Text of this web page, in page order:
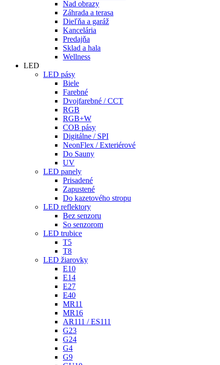
Nad obrazy
Záhrada a terasa
Dieľňa a garáž
Kancelária
Predajňa
Sklad a hala
Wellness
LED
LED pásy
Biele
Farebné
Dvojfarebné / CCT
RGB
RGB+W
COB pásy
Digitálne / SPI
NeonFlex / Exteriérové
Do Sauny
UV
LED panely
Prisadené
Zapustené
Do kazetového stropu
LED reflektory
Bez senzoru
So senzorom
LED trubice
T5
T8
LED žiarovky
E10
E14
E27
E40
MR11
MR16
AR111 / ES111
G23
G24
G4
G9